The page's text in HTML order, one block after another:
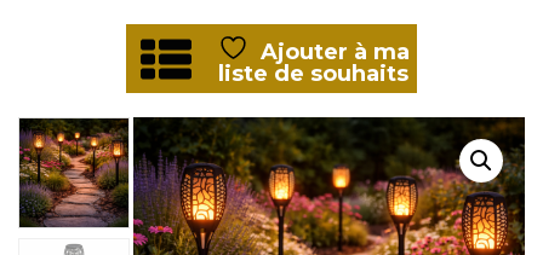
Ajouter à ma
liste de souhaits